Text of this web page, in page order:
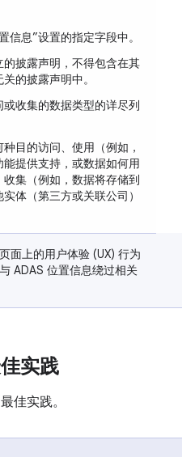
信息”设置的指定字段中。
的披露声明，不得包含在其
的披露声明中。
或收集的数据类型的详尽列
目的访问、使用（例如，
提供支持，或数据如何用
集（例如，数据将存储到
体（第三方或关联公司）
面上的用户体验 (UX) 行为
ADAS 位置信息绕过相关
实践
佳实践。